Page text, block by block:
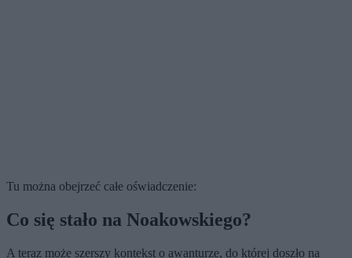
Tu można obejrzeć całe oświadczenie:
Co się stało na Noakowskiego?
A teraz może szerszy kontekst o awanturze, do której doszło na